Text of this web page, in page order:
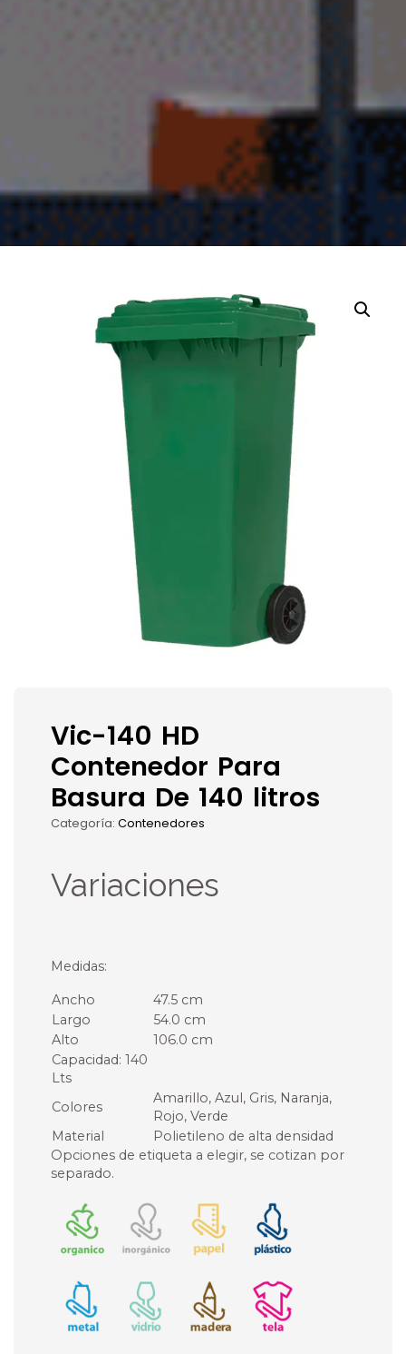
Vic-140 HD
Contenedor Para
Basura De 140 litros
Categoría: Contenedores
Variaciones
Medidas:
Ancho
47.5 cm
Largo
54.0 cm
Alto
106.0 cm
Capacidad: 140
Lts
Colores
Amarillo, Azul, Gris, Naranja,
Rojo, Verde
Material
Polietileno de alta densidad
Opciones de etiqueta a elegir, se cotizan por
separado.